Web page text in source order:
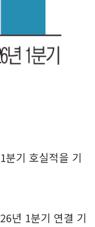
분기 호실적을 기
년 1분기 연결 기